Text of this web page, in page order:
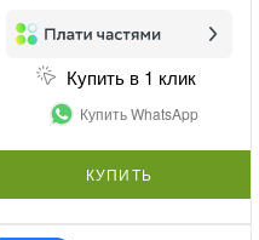
Купить в 1 клик
Купить WhatsApp
КУПИТЬ